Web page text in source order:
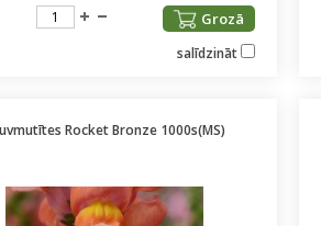
Grozā
salīdzināt
Rocket Bronze 1000s(MS)